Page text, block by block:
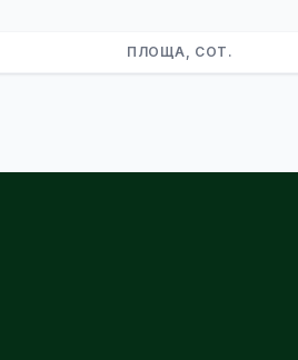
ПЛОЩА, СОТ.